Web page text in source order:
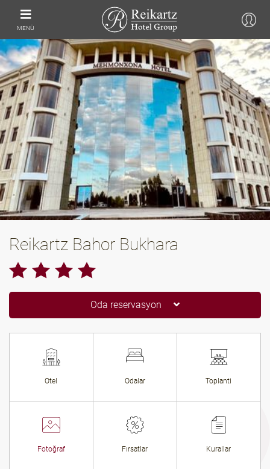
MENÜ
Reikartz Bahor Bukhara
Oda reservasyon
Otel Odalar Toplanti
Fotoğraf Fırsatlar Kurallar